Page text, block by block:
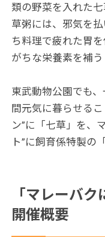
類の野菜を入れた
草粥には、邪気を
ち料理で疲れた胃
がちな栄養素を補う
東武動物公園でも
間元気に暮らせる
ン”に「七草」を、
ト”に飼育係特製の
「マレーバ
開催概要